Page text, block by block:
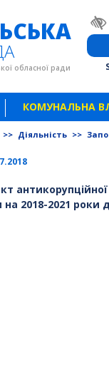
обласної ради
КОМУНАЛЬНА
>> Діяльність >>
на 2018-2021 роки